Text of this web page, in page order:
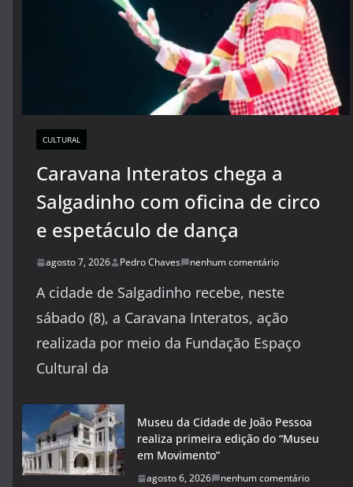
CULTURAL
Caravana Interatos chega a
Salgadinho com oficina de circo
e espetáculo de dança
agosto 7, 2026 Pedro Chaves nenhum comentário
A cidade de Salgadinho recebe, neste
sábado (8), a Caravana Interatos, ação
realizada por meio da Fundação Espaço
Cultural da
Museu da Cidade de João Pessoa
realiza primeira edição do “Museu
em Movimento”
agosto 6, 2026 nenhum comentário